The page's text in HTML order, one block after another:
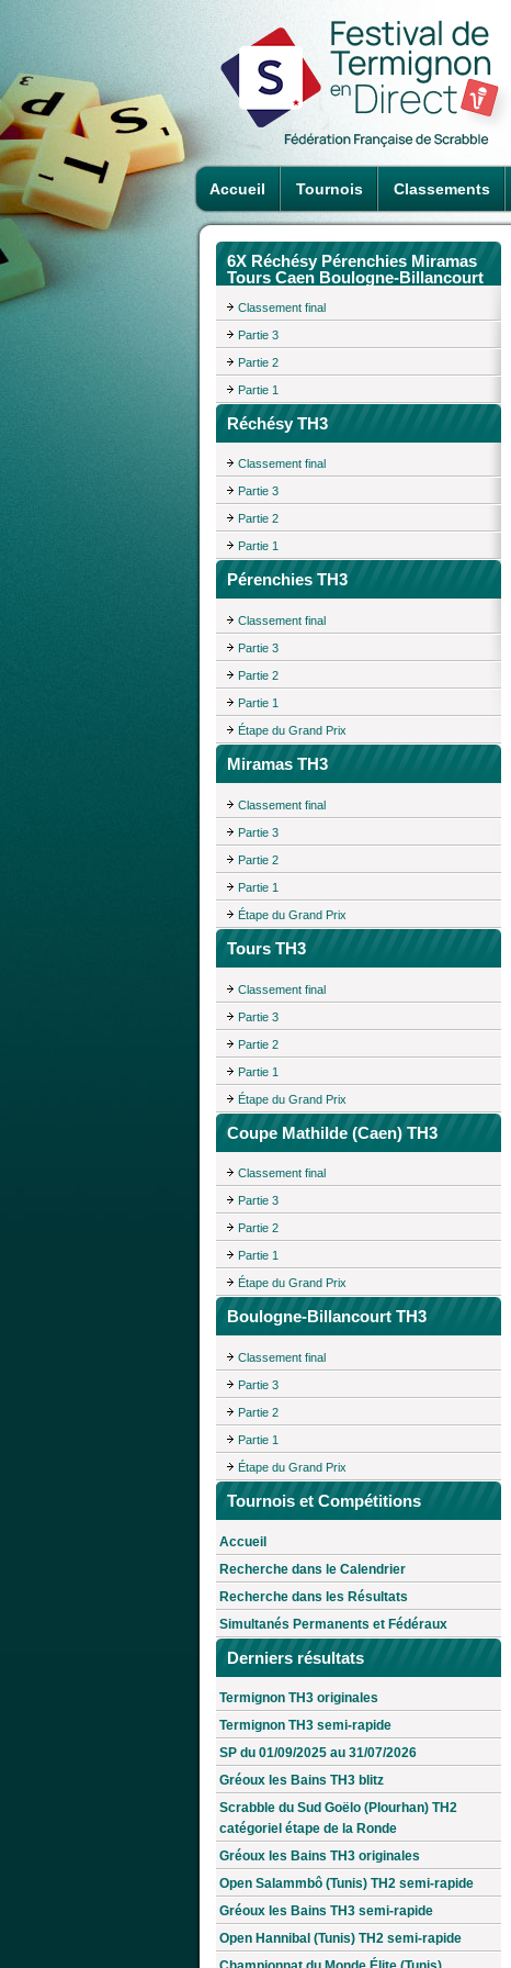
Accueil Tournois Classements
6X Réchésy Pérenchies Miramas
Tours Caen Boulogne-Billancourt
Classement final
Partie 3
Partie 2
Partie 1
Réchésy TH3
Classement final
Partie 3
Partie 2
Partie 1
Pérenchies TH3
Classement final
Partie 3
Partie 2
Partie 1
Étape du Grand Prix
Miramas TH3
Classement final
Partie 3
Partie 2
Partie 1
Étape du Grand Prix
Tours TH3
Classement final
Partie 3
Partie 2
Partie 1
Étape du Grand Prix
Coupe Mathilde (Caen) TH3
Classement final
Partie 3
Partie 2
Partie 1
Étape du Grand Prix
Boulogne-Billancourt TH3
Classement final
Partie 3
Partie 2
Partie 1
Étape du Grand Prix
Tournois et Compétitions
Accueil
Recherche dans le Calendrier
Recherche dans les Résultats
Simultanés Permanents et Fédéraux
Derniers résultats
Termignon TH3 originales
Termignon TH3 semi-rapide
SP du 01/09/2025 au 31/07/2026
Gréoux les Bains TH3 blitz
Scrabble du Sud Goëlo (Plourhan) TH2
catégoriel étape de la Ronde
Gréoux les Bains TH3 originales
Open Salammbô (Tunis) TH2 semi-rapide
Gréoux les Bains TH3 semi-rapide
Open Hannibal (Tunis) TH2 semi-rapide